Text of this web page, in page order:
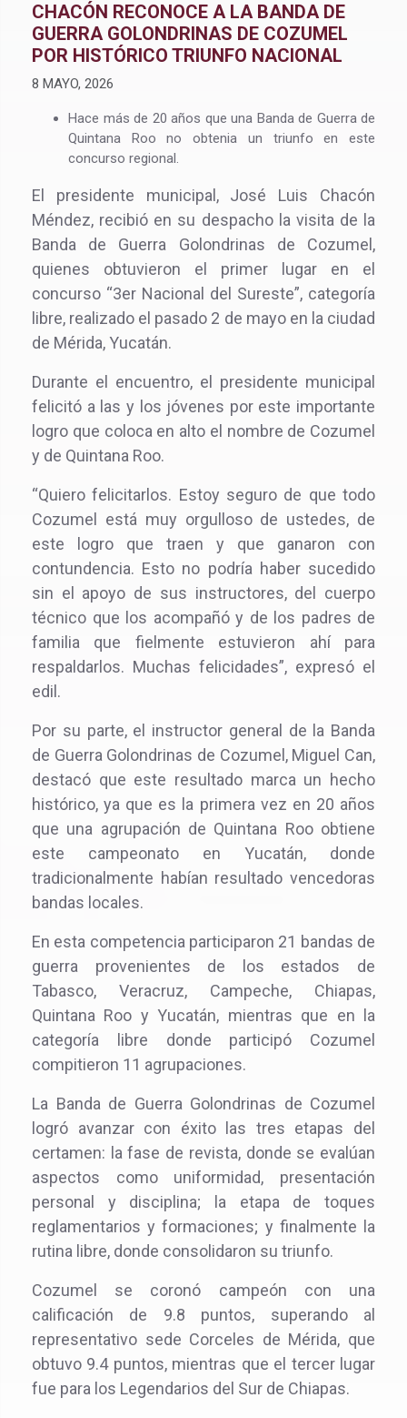
CHACÓN RECONOCE A LA BANDA DE
GUERRA GOLONDRINAS DE COZUMEL
POR HISTÓRICO TRIUNFO NACIONAL
8 MAYO, 2026
Hace más de 20 años que una Banda de Guerra de
Quintana Roo no obtenia un triunfo en este
concurso regional.
El presidente municipal, José Luis Chacón
Méndez, recibió en su despacho la visita de la
Banda de Guerra Golondrinas de Cozumel,
quienes obtuvieron el primer lugar en el
concurso “3er Nacional del Sureste”, categoría
libre, realizado el pasado 2 de mayo en la ciudad
de Mérida, Yucatán.
Durante el encuentro, el presidente municipal
felicitó a las y los jóvenes por este importante
logro que coloca en alto el nombre de Cozumel
y de Quintana Roo.
“Quiero felicitarlos. Estoy seguro de que todo
Cozumel está muy orgulloso de ustedes, de
este logro que traen y que ganaron con
contundencia. Esto no podría haber sucedido
sin el apoyo de sus instructores, del cuerpo
técnico que los acompañó y de los padres de
familia que fielmente estuvieron ahí para
respaldarlos. Muchas felicidades”, expresó el
edil.
Por su parte, el instructor general de la Banda
de Guerra Golondrinas de Cozumel, Miguel Can,
destacó que este resultado marca un hecho
histórico, ya que es la primera vez en 20 años
que una agrupación de Quintana Roo obtiene
este campeonato en Yucatán, donde
tradicionalmente habían resultado vencedoras
bandas locales.
En esta competencia participaron 21 bandas de
guerra provenientes de los estados de
Tabasco, Veracruz, Campeche, Chiapas,
Quintana Roo y Yucatán, mientras que en la
categoría libre donde participó Cozumel
compitieron 11 agrupaciones.
La Banda de Guerra Golondrinas de Cozumel
logró avanzar con éxito las tres etapas del
certamen: la fase de revista, donde se evalúan
aspectos como uniformidad, presentación
personal y disciplina; la etapa de toques
reglamentarios y formaciones; y finalmente la
rutina libre, donde consolidaron su triunfo.
Cozumel se coronó campeón con una
calificación de 9.8 puntos, superando al
representativo sede Corceles de Mérida, que
obtuvo 9.4 puntos, mientras que el tercer lugar
fue para los Legendarios del Sur de Chiapas.